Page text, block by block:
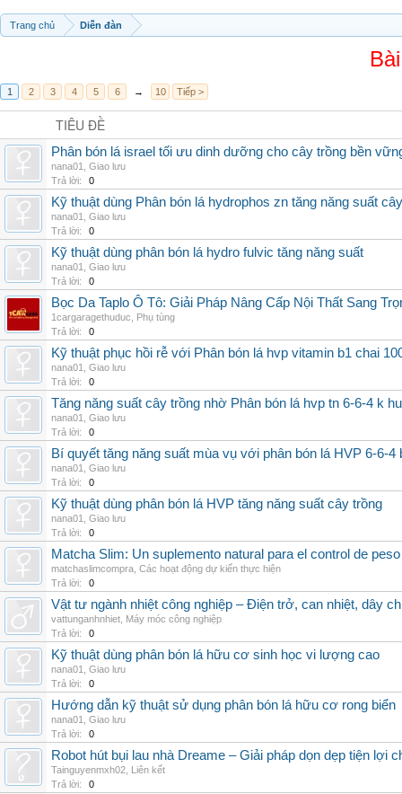
Trang chủ Diễn đàn
1 2 3 4 5 6 → 10 Tiếp >
TIÊU ĐỀ
Phân bón lá israel tối ưu dinh dưỡng cho cây trồng bền
nana01
Giao lưu
Trả lời:
0
Kỹ thuật dùng Phân bón lá hydrophos zn tăng năng suất cây
nana01
Giao lưu
Trả lời:
0
Kỹ thuật dùng phân bón lá hydro fulvic tăng năng suất
nana01
Giao lưu
Trả lời:
0
Bọc Da Taplo Ô Tô: Giải Pháp Nâng Cấp Nội Thất Sang
1cargaragethuduc
Phụ tùng
Trả lời:
0
Kỹ thuật phục hồi rễ với Phân bón lá hvp vitamin b1 chai
nana01
Giao lưu
Trả lời:
0
Tăng năng suất cây trồng nhờ Phân bón lá hvp tn 6-6-4 k
nana01
Giao lưu
Trả lời:
0
Bí quyết tăng năng suất mùa vụ với phân bón lá HVP 6-6-4
nana01
Giao lưu
Trả lời:
0
Kỹ thuật dùng phân bón lá HVP tăng năng suất cây trồng
nana01
Giao lưu
Trả lời:
0
Matcha Slim: Un suplemento natural para el control de peso
matchaslimcompra Các hoạt động dự kiến thực hiện
Trả lời:
0
Vật tư ngành nhiệt công nghiệp – Điện trở, can nhiệt, dây
vattunganhnhiet Máy móc công nghiệp
Trả lời:
0
Kỹ thuật dùng phân bón lá hữu cơ sinh học vi lượng cao
nana01
Giao lưu
Trả lời:
0
Hướng dẫn kỹ thuật sử dụng phân bón lá hữu cơ rong biển
nana01
Giao lưu
Trả lời:
0
Robot hút bụi lau nhà Dreame – Giải pháp dọn dẹp tiện lợi
Tainguyenmxh02 Liên kết
Trả lời:
0